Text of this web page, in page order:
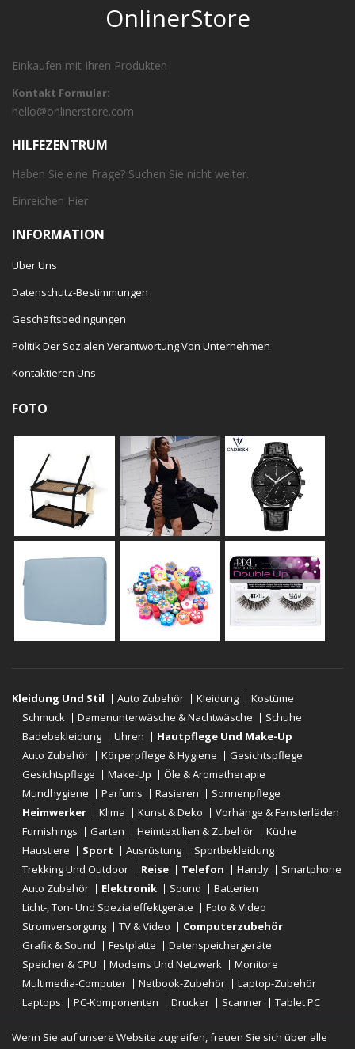
OnlinerStore
Einkaufen mit Ihren Produkten
Kontakt Formular:
hello@onlinerstore.com
HILFEZENTRUM
Haben Sie eine Frage? Suchen Sie nicht weiter.
Einreichen Hier
INFORMATION
Über Uns
Datenschutz-Bestimmungen
Geschäftsbedingungen
Politik Der Sozialen Verantwortung Von Unternehmen
Kontaktieren Uns
FOTO
Kleidung Und Stil Auto Zubehör Kleidung
Kostüme
Schmuck
Damenunterwäsche & Nachtwäsche
Schuhe
Badebekleidung
Uhren
Hautpflege Und Make-Up
Auto Zubehör
Körperpflege & Hygiene
Gesichtspflege
Gesichtspflege
Make-Up
Öle & Aromatherapie
Mundhygiene
Parfums Rasieren
Sonnenpflege
Heimwerker
Klima Kunst & Deko
Vorhänge & Fensterläden
Furnishings
Garten Heimtextilien & Zubehör
Küche
Haustiere
Sport Ausrüstung
Sportbekleidung
Trekking Und Outdoor
Reise Telefon Handy
Smartphone
Auto Zubehör
Elektronik Sound
Batterien
Licht-, Ton- Und Spezialeffektgeräte
Foto & Video
Stromversorgung
TV & Video
Computerzubehör
Grafik & Sound
Festplatte
Datenspeichergeräte
Speicher & CPU
Modems Und Netzwerk
Monitore
Multimedia-Computer
Netbook-Zubehör
Laptop-Zubehör
Laptops
PC-Komponenten Drucker Scanner
Tablet PC
Wenn Sie auf unsere Website zugreifen, freuen Sie sich über alle